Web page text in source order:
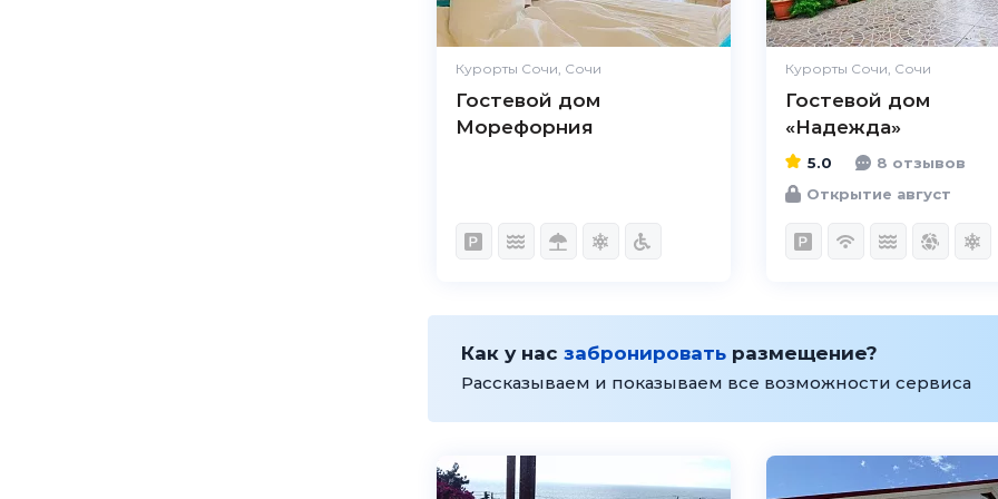
Курорты Сочи, Сочи
Гостевой дом
Морефорния
Курорты Сочи, Сочи
Гостевой дом
«Надежда»
5.0
8 отзывов
Открытие август
Как у нас забронироватьразмещение?
Рассказываем и показываем все возможности сервиса